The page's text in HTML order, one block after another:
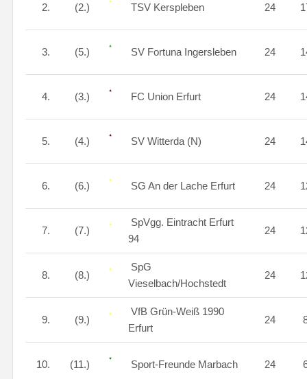
2. (2.) TSV Kerspleben 24
3. (5.) SV Fortuna Ingersleben 24
4. (3.) FC Union Erfurt 24
5. (4.) SV Witterda (N) 24
6. (6.) SG An der Lache Erfurt 24
7. (7.)
SpVgg. Eintracht Erfurt
94
24
8. (8.)
SpG
Vieselbach/Hochstedt
24
9. (9.)
VfB Grün-Weiß 1990
Erfurt
24
10. (11.) Sport-Freunde Marbach 24